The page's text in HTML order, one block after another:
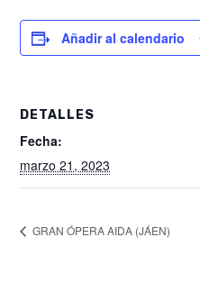
Añadir al calendario
DETALLES
Fecha:
marzo 21, 2023
GRAN ÓPERA AIDA (JÁEN)